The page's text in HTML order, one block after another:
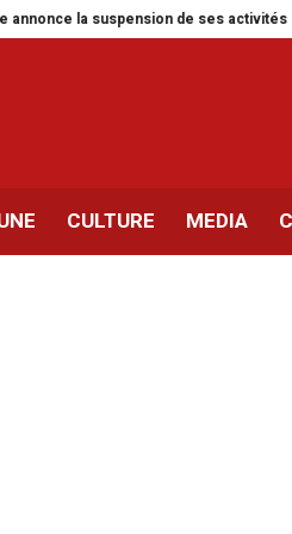
suspension de ses activités pour un
CULTURE MEDIA